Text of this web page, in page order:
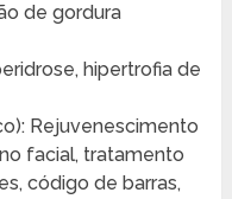
de gordura
hipertrofia de
Rejuvenescimento
facial, tratamento
código de barras,